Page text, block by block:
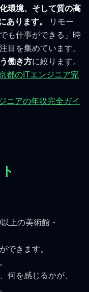
環境、そして質の高
あります。
リモー
も仕事ができる」時
目を集めています。
働き方に絞ります。
都のITエンジニア完
ニアの年収完全ガイ
上の美術館・
できます。
何を感じるかが、